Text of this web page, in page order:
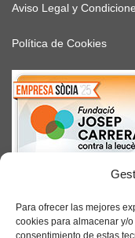
Para ofrecer las mejores
cookies para almacenar y/
consentimiento de estas
Aviso Legal y
Política de Cookies
SUSCRÍBETE